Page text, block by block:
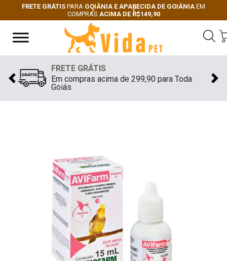
FRETE GRÁTIS PARA GOIÂNIA E APARECIDA DE GOIÂNIA EM
COMPRAS ACIMA DE R$149,90
Previous
Next
FRETE GRÁTIS
Em compras acima de 299,90 para Toda
Goiás
Previous